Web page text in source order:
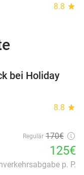
8.8 star
bei Holiday
8.8 star
Regulär 170€
125€
p. P.